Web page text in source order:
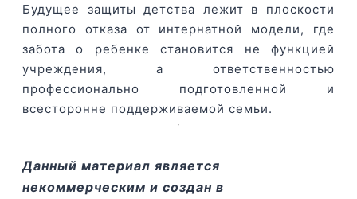
Будущее защиты детства лежит в плоскости
полного отказа от интернатной модели, где
забота о ребенке становится не функцией
учреждения, а ответственностью
профессионально подготовленной и
всесторонне поддерживаемой семьи.
Данный материал является
некоммерческим и создан в